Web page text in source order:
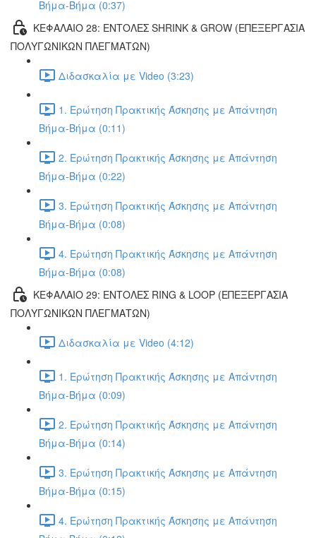
Βήμα-Βήμα (0:37)
ΚΕΦΑΛΑΙΟ 28: ΕΝΤΟΛΕΣ SHRINK & GROW (ΕΠΕΞΕΡΓΑΣΙΑ
ΠΟΛΥΓΩΝΙΚΩΝ ΠΛΕΓΜΑΤΩΝ)
Διδασκαλία με Video (3:23)
1. Ερώτηση Πρακτικής Άσκησης με Απάντηση
Βήμα-Βήμα (0:11)
2. Ερώτηση Πρακτικής Άσκησης με Απάντηση
Βήμα-Βήμα (0:22)
3. Ερώτηση Πρακτικής Άσκησης με Απάντηση
Βήμα-Βήμα (0:08)
4. Ερώτηση Πρακτικής Άσκησης με Απάντηση
Βήμα-Βήμα (0:08)
ΚΕΦΑΛΑΙΟ 29: ΕΝΤΟΛΕΣ RING & LOOP (ΕΠΕΞΕΡΓΑΣΙΑ
ΠΟΛΥΓΩΝΙΚΩΝ ΠΛΕΓΜΑΤΩΝ)
Διδασκαλία με Video (4:12)
1. Ερώτηση Πρακτικής Άσκησης με Απάντηση
Βήμα-Βήμα (0:09)
2. Ερώτηση Πρακτικής Άσκησης με Απάντηση
Βήμα-Βήμα (0:14)
3. Ερώτηση Πρακτικής Άσκησης με Απάντηση
Βήμα-Βήμα (0:15)
4. Ερώτηση Πρακτικής Άσκησης με Απάντηση